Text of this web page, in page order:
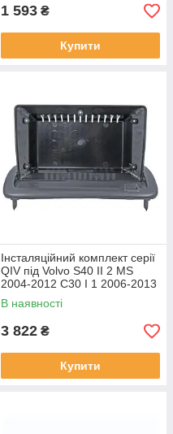
1 593 ₴
Купити
Інсталяційний комплект серії
QIV під Volvo S40 II 2 MS
2004-2012 C30 I 1 2006-2013
C70 II 2 2005-2013 (W2) 9
В наявності
3 822 ₴
Купити